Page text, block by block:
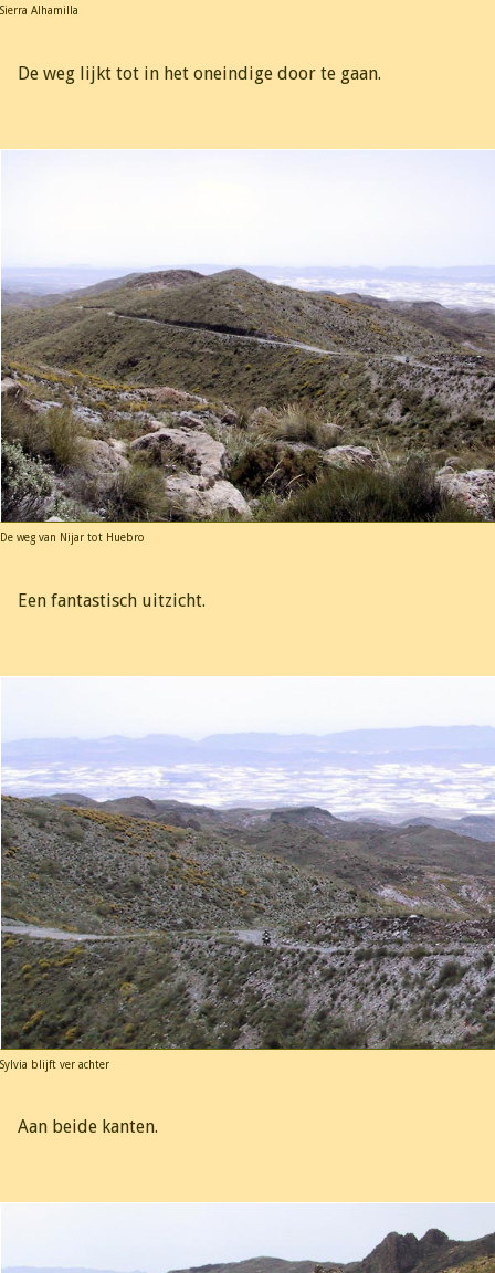
Sierra Alhamilla
De weg lijkt tot in het oneindige door te gaan.
De weg van Nijar tot Huebro
Een fantastisch uitzicht.
Sylvia blijft ver achter
Aan beide kanten.